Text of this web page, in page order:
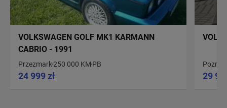
VOLKSWAGEN GOLF MK1 KARMANN
CABRIO - 1991
Przezmark250 000 KM PB
24 999 zł
Poznań
29